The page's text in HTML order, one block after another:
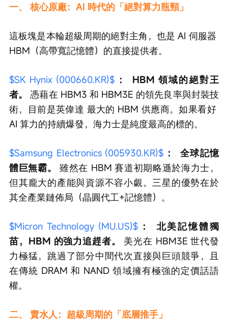
一、 核心原廠：AI 時代的「絕對算力瓶頸」
這板塊是本輪超級周期的絕對主角，也是 AI 伺服器
HBM（高帶寬記憶體）的直接提供者。
$SK Hynix (000660.KR)$ ：
HBM 領域的絕對王
者。
憑藉在 HBM3 和 HBM3E 的領先良率與封裝技
術，目前是英偉達 最大的 HBM 供應商。如果看好
AI 算力的持續爆發，海力士是純度最高的標的。
$Samsung Electronics (005930.KR)$ ：
全球記憶
體巨無霸。
雖然在 HBM 賽道初期略遜於海力士，
但其龐大的產能與資源不容小覷。三星的優勢在於
其全產業鏈佈局（晶圓代工+記憶體）。
$Micron Technology (MU.US)$ ：
北美記憶體獨
苗，HBM 的強力追趕者。
美光在 HBM3E 世代發
力極猛，跳過了部分中間代次直接與巨頭競爭，且
在傳統 DRAM 和 NAND 領域擁有極強的定價話語
權。
二、 賣水人：超級周期的「底層推手」